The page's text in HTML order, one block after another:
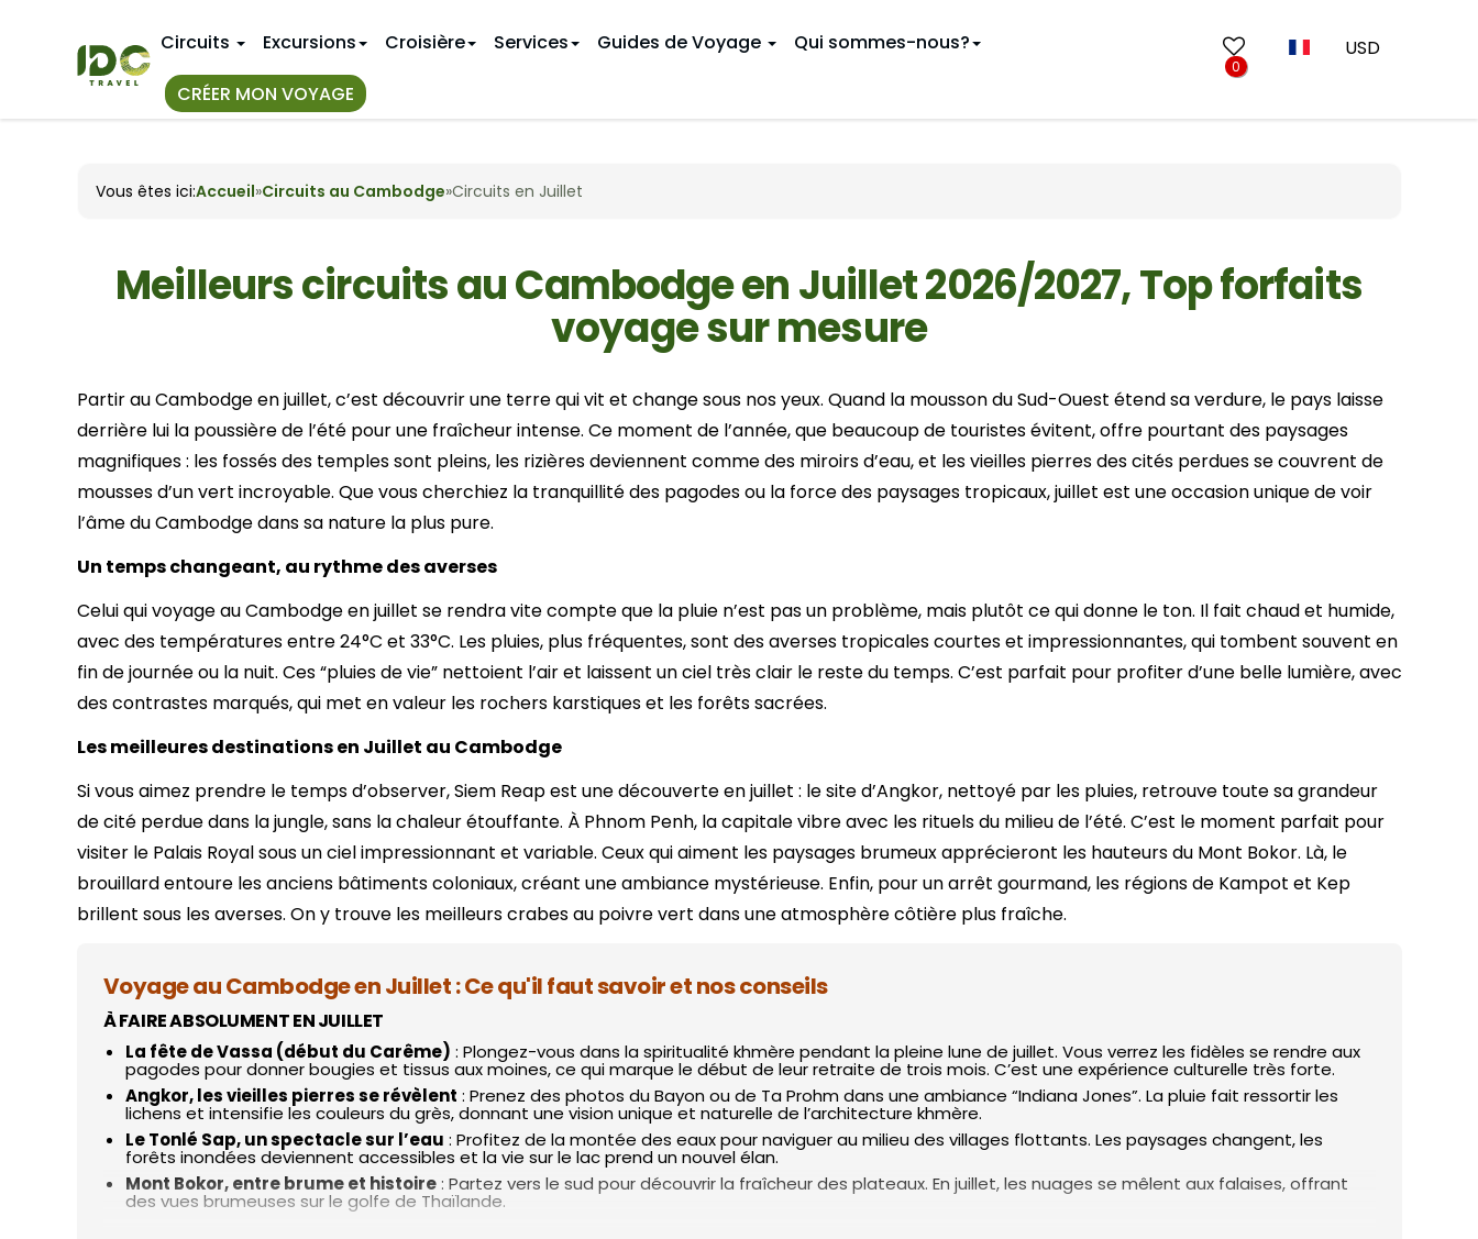
Circuits
Circuits authentiques
Circuits au départ de Siem Reap
Circuits au départ de Phnom Penh
CIRCUITS CAMBODGE PAR MOIS
Août
Octobre
Novembre Décembre
CIRCUITS CAMBODGE PAR DURÉE
7 jours
10 jours
13 jours
14 jours
15 jours
16 jours
17 jours
18 jours
19 jours
20 jours et plus
Excursions Croisière Services
Au Laos
Hanoï
Danang
(Saïgon)
Bangkok
Chiang Mai
Siem Reap
Vientiane
Guides de Voyage
Premier voyage au Vietnam
14 jours au Vietnam
16 jours au Vietnam
17 jours au Vietnam
18 jours au Vietnam
19 jours au Vietnam
20 jours au Vietnam
3 semaines au Vietnam
Baie d'Halong
Mai Chau
Ha Giang
Lao Cai
Sapa
Ba Be
Bac Ninh
Phu Tho
Can Tho
Marché flottant Cai Rang
Chau Doc
Cat Tien
Dien Bien Phu
Mui Ne Phan Thiet
Nha Trang
Phong Nha Ke Bang Phu Quoc
Qui sommes-nous?
CRÉER MON VOYAGE
0
USD
Vous êtes ici:Accueil»Circuits au Cambodge»Circuits en Juillet
Meilleurs circuits au Cambodge en Juillet 2026/2027, Top forfaits
voyage sur mesure
Partir au Cambodge en juillet, c’est découvrir une terre qui vit et change sous nos yeux. Quand la mousson du Sud-Ouest étend sa verdure, le pays laisse
derrière lui la poussière de l’été pour une fraîcheur intense. Ce moment de l’année, que beaucoup de touristes évitent, offre pourtant des paysages
magnifiques : les fossés des temples sont pleins, les rizières deviennent comme des miroirs d’eau, et les vieilles pierres des cités perdues se couvrent de
mousses d’un vert incroyable. Que vous cherchiez la tranquillité des pagodes ou la force des paysages tropicaux, juillet est une occasion unique de voir
l’âme du Cambodge dans sa nature la plus pure.
Un temps changeant, au rythme des averses
Celui qui voyage au Cambodge en juillet se rendra vite compte que la pluie n’est pas un problème, mais plutôt ce qui donne le ton. Il fait chaud et humide,
avec des températures entre 24°C et 33°C. Les pluies, plus fréquentes, sont des averses tropicales courtes et impressionnantes, qui tombent souvent en
fin de journée ou la nuit. Ces “pluies de vie” nettoient l’air et laissent un ciel très clair le reste du temps. C’est parfait pour profiter d’une belle lumière, avec
des contrastes marqués, qui met en valeur les rochers karstiques et les forêts sacrées.
Les meilleures destinations en Juillet au Cambodge
Si vous aimez prendre le temps d’observer, Siem Reap est une découverte en juillet : le site d’Angkor, nettoyé par les pluies, retrouve toute sa grandeur
de cité perdue dans la jungle, sans la chaleur étouffante. À Phnom Penh, la capitale vibre avec les rituels du milieu de l’été. C’est le moment parfait pour
visiter le Palais Royal sous un ciel impressionnant et variable. Ceux qui aiment les paysages brumeux apprécieront les hauteurs du Mont Bokor. Là, le
brouillard entoure les anciens bâtiments coloniaux, créant une ambiance mystérieuse. Enfin, pour un arrêt gourmand, les régions de Kampot et Kep
brillent sous les averses. On y trouve les meilleurs crabes au poivre vert dans une atmosphère côtière plus fraîche.
Voyage au Cambodge en Juillet : Ce qu'il faut savoir et nos conseils
À FAIRE ABSOLUMENT EN JUILLET
La fête de Vassa (début du Carême) : Plongez-vous dans la spiritualité khmère pendant la pleine lune de juillet. Vous verrez les fidèles se rendre aux
pagodes pour donner bougies et tissus aux moines, ce qui marque le début de leur retraite de trois mois. C’est une expérience culturelle très forte.
Angkor, les vieilles pierres se révèlent : Prenez des photos du Bayon ou de Ta Prohm dans une ambiance “Indiana Jones”. La pluie fait ressortir les
lichens et intensifie les couleurs du grès, donnant une vision unique et naturelle de l’architecture khmère.
Le Tonlé Sap, un spectacle sur l’eau : Profitez de la montée des eaux pour naviguer au milieu des villages flottants. Les paysages changent, les
forêts inondées deviennent accessibles et la vie sur le lac prend un nouvel élan.
Mont Bokor, entre brume et histoire: Partez vers le sud pour découvrir la fraîcheur des plateaux. En juillet, les nuages se mêlent aux falaises, offrant
des vues brumeuses sur le golfe de Thaïlande.